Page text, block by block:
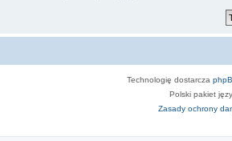
Technologię dostarcza
Polski pakiet
Zasady ochrony